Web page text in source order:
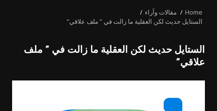
Home
مقالات وآراء
الستايل حديث لكن العقلية ما زالت في ” ملف علاقي”
الستايل حديث لكن العقلية ما زالت في ” ملف
علاقي”